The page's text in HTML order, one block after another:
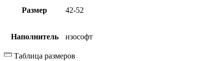
Размер 42-52
Наполнитель изософт
Таблица размеров